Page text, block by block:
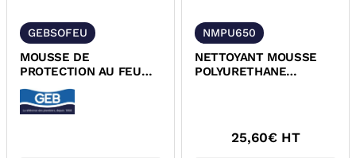
GEBSOFEU
MOUSSE DE
PROTECTION AU FEU
POLYURETHANE GEB
NMPU650
NETTOYANT MOUSSE
POLYURETHANE
25,60€ HT